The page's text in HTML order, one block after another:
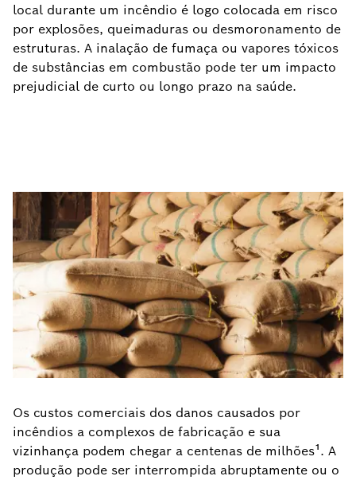
local durante um incêndio é logo colocada em risco
por explosões, queimaduras ou desmoronamento de
estruturas. A inalação de fumaça ou vapores tóxicos
de substâncias em combustão pode ter um impacto
prejudicial de curto ou longo prazo na saúde.
Os custos comerciais dos danos causados por
incêndios a complexos de fabricação e sua
vizinhança podem chegar a centenas de milhões¹. A
produção pode ser interrompida abruptamente ou o